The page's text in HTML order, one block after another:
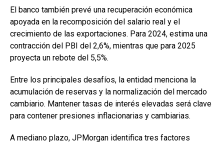
El banco también prevé una recuperación económica
apoyada en la recomposición del salario real y el
crecimiento de las exportaciones. Para 2024, estima una
contracción del PBI del 2,6%, mientras que para 2025
proyecta un rebote del 5,5%.
Entre los principales desafíos, la entidad menciona la
acumulación de reservas y la normalización del mercado
cambiario. Mantener tasas de interés elevadas será clave
para contener presiones inflacionarias y cambiarias.
A mediano plazo, JPMorgan identifica tres factores